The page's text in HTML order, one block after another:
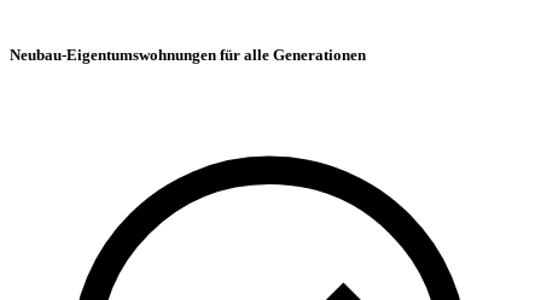
Neubau-Eigentumswohnungen für alle Generationen